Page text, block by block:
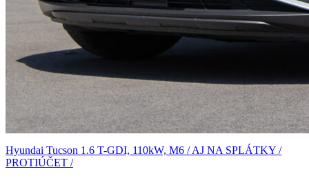
Hyundai Tucson 1.6 T-GDI, 110kW, M6 / AJ NA SPLÁTKY /
PROTIÚČET /